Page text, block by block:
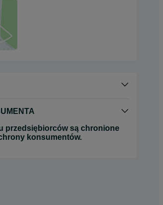
przedsiębiorców są chronione
konsumentów.